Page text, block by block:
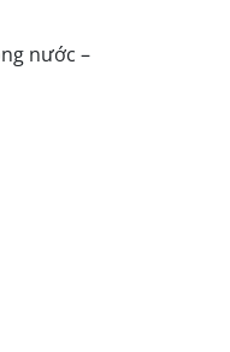
nước –